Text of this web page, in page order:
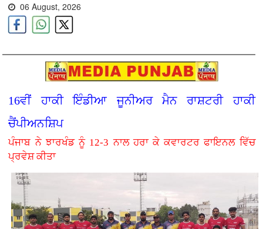
06 August, 2026
16ਵੀਂ ਹਾਕੀ ਇੰਡੀਆ ਜੂਨੀਅਰ ਮੈਨ ਰਾਸ਼ਟਰੀ ਹਾਕੀ
ਚੈਂਪੀਅਨਸ਼ਿਪ
ਪੰਜਾਬ ਨੇ ਝਾਰਖੰਡ ਨੂੰ 12-3 ਨਾਲ ਹਰਾ ਕੇ ਕਵਾਰਟਰ ਫਾਇਨਲ ਵਿੱਚ
ਪ੍ਰਵੇਸ਼ ਕੀਤਾ